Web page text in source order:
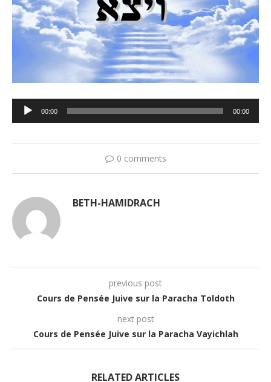
Lecteur
audio
00:00 00:00
0 comments
BETH-HAMIDRACH
previous post
Cours de Pensée Juive sur la Paracha Toldoth
next post
Cours de Pensée Juive sur la Paracha Vayichlah
RELATED ARTICLES